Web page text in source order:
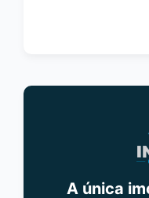
A única